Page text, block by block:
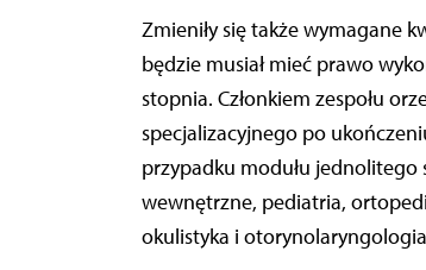
Zmieniły się także wymagane
będzie musiał mieć prawo
stopnia. Członkiem zespołu
specjalizacyjnego po
przypadku modułu jednolitego
wewnętrzne, pediatria,
okulistyka i